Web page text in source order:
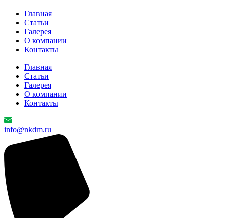
Главная
Cтатьи
Галерея
О компании
Контакты
Главная
Cтатьи
Галерея
О компании
Контакты
info@nkdm.ru